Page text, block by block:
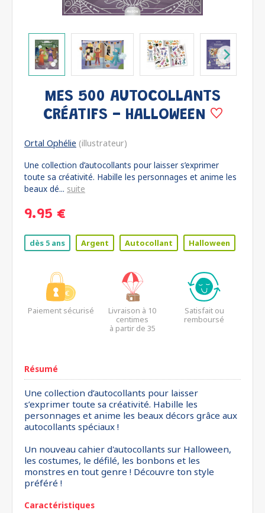
MES 500 AUTOCOLLANTS
CRÉATIFS - HALLOWEEN
Ortal Ophélie (illustrateur)
Une collection d’autocollants pour laisser s’exprimer
toute sa créativité. Habille les personnages et anime les
beaux dé... suite
9.95 €
dès 5 ans Argent Autocollant Halloween
Paiement sécurisé
Livraison à 10
centimes
à partir de 35
Satisfait ou
remboursé
Résumé
Une collection d’autocollants pour laisser
s’exprimer toute sa créativité. Habille les
personnages et anime les beaux décors grâce aux
autocollants spéciaux !
Un nouveau cahier d'autocollants sur Halloween,
les costumes, le défilé, les bonbons et les
monstres en tout genre ! Découvre ton style
préféré !
Caractéristiques